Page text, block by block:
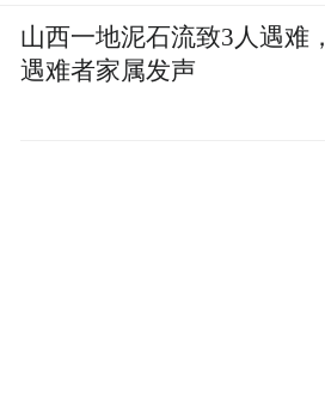
山西一地泥石流致3人遇难，
遇难者家属发声